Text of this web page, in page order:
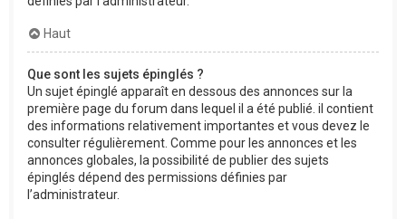
Haut
Que sont les sujets épinglés ?
Un sujet épinglé apparaît en dessous des annonces sur la
première page du forum dans lequel il a été publié. il contient
des informations relativement importantes et vous devez le
consulter régulièrement. Comme pour les annonces et les
annonces globales, la possibilité de publier des sujets
épinglés dépend des permissions définies par
l’administrateur.